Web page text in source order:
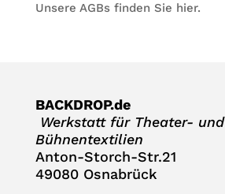
Unsere AGBs fin­den Sie hier.
BACKDROP.de
Werk­statt für Thea­ter- und
Bühnentextilien
Anton-Storch-Str.21
49080 Osnabrück